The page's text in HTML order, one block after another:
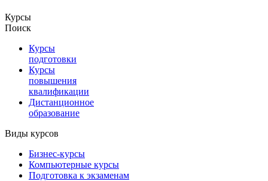
Курсы
Поиск
Курсы
подготовки
Курсы
повышения
квалификации
Дистанционное
образование
Виды курсов
Бизнес-курсы
Компьютерные курсы
Подготовка к экзаменам